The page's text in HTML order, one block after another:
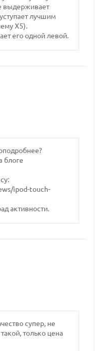
выдерживает
лучшим
X5).
его одной левой.
блоге
ipod-touch-
активности.
супер, не
только цена